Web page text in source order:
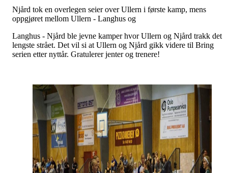
Njård tok en overlegen seier over Ullern i første kamp, mens
oppgjøret mellom Ullern - Langhus og
Langhus - Njård ble jevne kamper hvor Ullern og Njård trakk det
lengste strået. Det vil si at Ullern og Njård gikk videre til Bring
serien etter nyttår. Gratulerer jenter og trenere!